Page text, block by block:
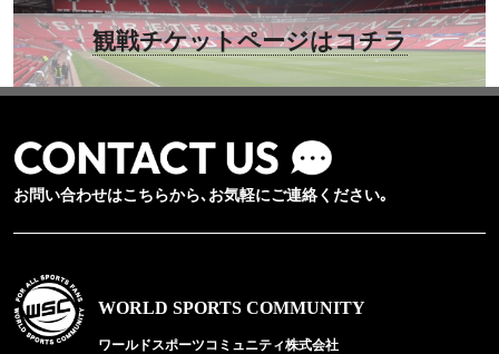
観戦チケットページはコチラ
お問い合わせはこちらから､お気軽にご連絡ください｡
WORLD SPORTS COMMUNITY
ワールドスポーツコミュニティ株式会社